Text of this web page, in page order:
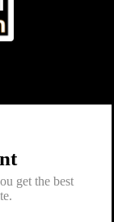
get the best